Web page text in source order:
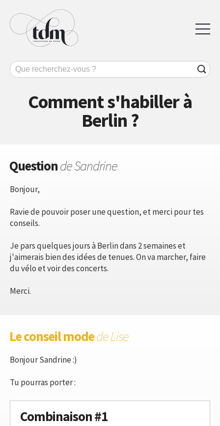
Comment s'habiller à
Berlin ?
Questionde Sandrine
Bonjour,
Ravie de pouvoir poser une question, et merci pour tes
conseils.
Je pars quelques jours à Berlin dans 2 semaines et
j'aimerais bien des idées de tenues. On va marcher, faire
du vélo et voir des concerts.
Merci.
Le conseil modede Lise
Bonjour Sandrine :)
Tu pourras porter :
Combinaison #1